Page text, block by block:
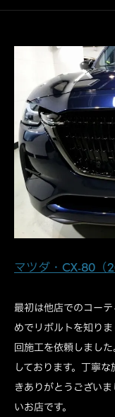
マツダ・CX-80（
最初は他店でのコー
めでリボルトを知り
回施工を依頼しまし
しております。丁寧
きありがとうござい
いお店です。